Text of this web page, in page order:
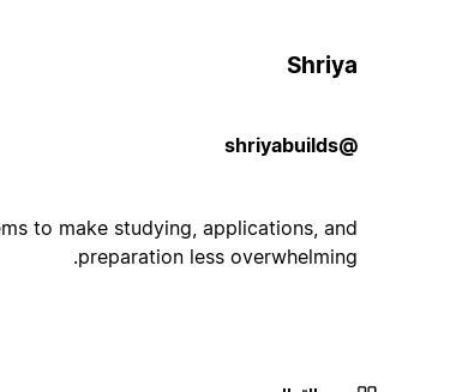
Shriya
@shriyabuilds
to make studying, applications, and
preparation less overwhelming.